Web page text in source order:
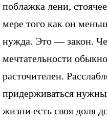
поблажка лени,
мере того как он
нужда. Это — закон.
мечтательности
расточителен.
придерживаться
жизни есть своя доля